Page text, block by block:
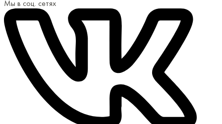
Мы в соц. сетях